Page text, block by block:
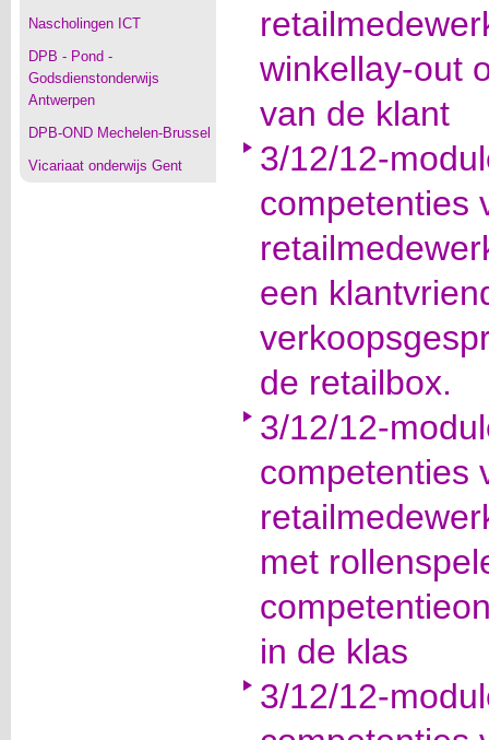
Nascholingen ICT
DPB - Pond -
Godsdienstonderwijs
Antwerpen
DPB-OND Mechelen-Brussel
Vicariaat onderwijs Gent
winkellay-out
van de klant
3/12/12-
competenties
een
de retailbox.
3/12/12-
competenties
met
in de klas
3/12/12-